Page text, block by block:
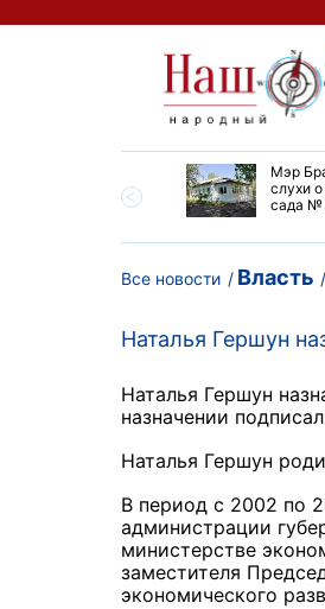
Мэр
слухи
сада №
Все новости Власть
Наталья Гершун
Наталья Гершун
назначении
Наталья Гершун
В период с 2002 по
администрации
министерстве
заместителя
экономического